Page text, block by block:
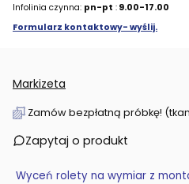
Infolinia czynna: pn-pt : 9.00-17.00
Formularz kontaktowy- wyślij.
Markizeta
Zamów bezpłatną próbkę!
Zapytaj o produkt
Wyceń rolety na wymiar z